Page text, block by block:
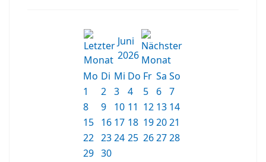
Juni
2026
Mo Di Mi Do Fr Sa So
1
2 3 4 5 6 7
8
9 10 11 12 13 14
15 16 17 18 192021
22 2324 25 262728
29 30